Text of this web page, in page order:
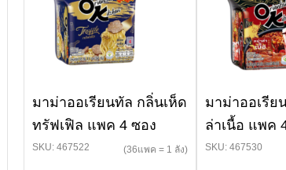
มาม่าออเรียนทัล กลิ่นเห็ด
ทรัฟเฟิล แพค 4 ซอง
SKU: 467522 (36แพค = 1 ลัง)
มาม่าออเรีย
ล่าเนื้อ แพค
SKU: 467530